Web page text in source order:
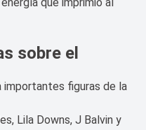
sobre el
importantes figuras de la
Lila Downs, J Balvin y